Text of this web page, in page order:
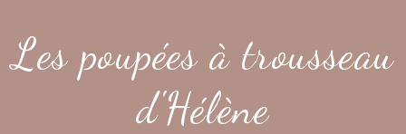
content
Les poupées à trousseau
d'Hélène